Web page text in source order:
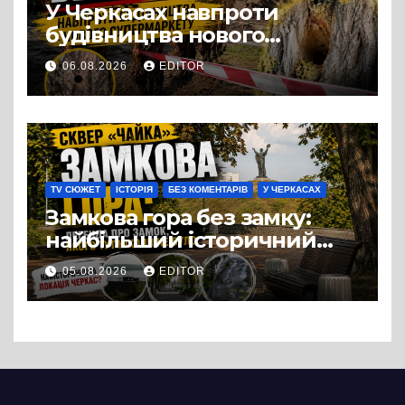
У Черкасах навпроти
будівництва нового
супермаркету VARUS на
проспекті Перемоги всохли
дерева. І це навряд чи
можна назвати
випадковістю
06.08.2026 EDITOR
TV СЮЖЕТ ІСТОРІЯ БЕЗ КОМЕНТАРІВ У ЧЕРКАСАХ
Замкова гора без замку:
найбільший історичний
міф Черкас
05.08.2026 EDITOR